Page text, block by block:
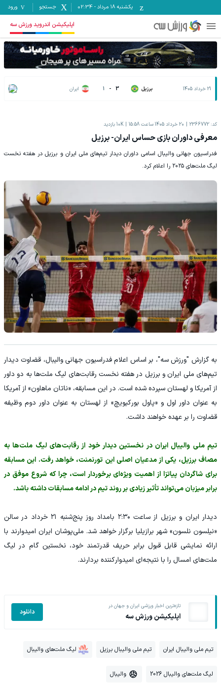
یکشنبه ۱۸ مرداد -
02:34 جستجو ورود
اپلیکیشن اندروید ورزش سه
21 خرداد 1405 برزیل 3
-
1 ایران
کد: 2366772 20 خرداد 1405 ساعت 15:58 10K بازدید
معرفی داوران بازی حساس ایران- برزیل
فدراسیون جهانی والیبال اسامی داوران دیدار تیم‌های ملی ایران و برزیل در هفته نخست
لیگ ملت‌های ۲۰۲۵ را اعلام کرد.
به گزارش "ورزش سه"، بر اساس اعلام فدراسیون جهانی والیبال، قضاوت دیدار
تیم‌های ملی ایران و برزیل در هفته نخست رقابت‌های لیگ ملت‌ها به دو داور
از آمریکا و لهستان سپرده شده است. در این مسابقه، «ناتان ماهاون» از آمریکا
به عنوان داور اول و «پاول بورکیویچ» از لهستان به عنوان داور دوم وظیفه
قضاوت را بر عهده خواهند داشت.
تیم ملی والیبال ایران در نخستین دیدار خود از رقابت‌های لیگ ملت‌ها به
مصاف برزیل، یکی از مدعیان اصلی این تورنمنت، خواهد رفت. این مسابقه
برای شاگردان پیاتزا از اهمیت ویژه‌ای برخوردار است، چرا که شروع موفق در
برابر میزبان می‌تواند تأثیر زیادی بر روند تیم در ادامه مسابقات داشته باشد.
دیدار ایران و برزیل از ساعت ۲:۳۰ بامداد روز پنج‌شنبه ۲۱ خرداد در سالن
«نیلسون نلسون» شهر برازیلیا برگزار خواهد شد. ملی‌پوشان ایران امیدوارند با
ارائه نمایشی قابل قبول برابر حریف قدرتمند خود، نخستین گام در لیگ
ملت‌های امسال را با نتیجه‌ای امیدوارکننده بردارند.
تازه‌ترین اخبار ورزشی ایران و جهان در
اپلیکیشن ورزش سه دانلود
تیم ملی والیبال ایران تیم ملی والیبال برزیل لیگ ملت‌های والیبال
لیگ ملت‌های والیبال 2026 والیبال